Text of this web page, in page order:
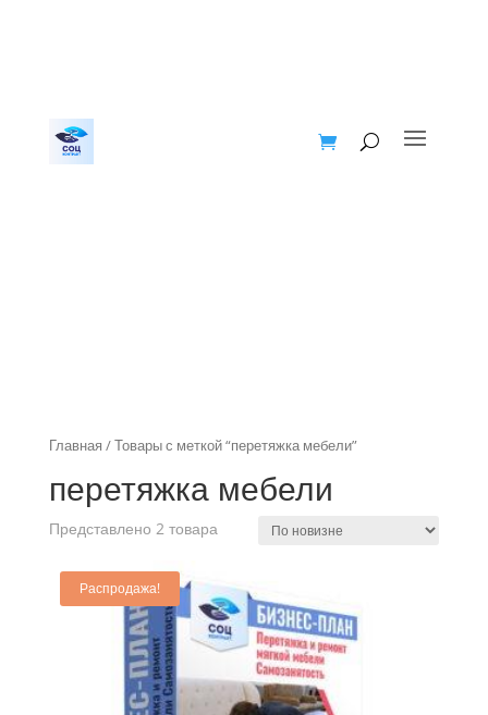
Главная / Товары с меткой “перетяжка мебели”
перетяжка мебели
Представлено 2 товара
Распродажа!